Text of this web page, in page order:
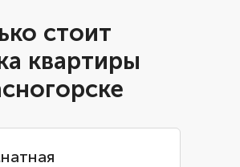
стоит
квартиры